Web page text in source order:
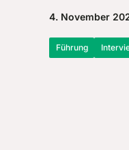
4. November
Führung